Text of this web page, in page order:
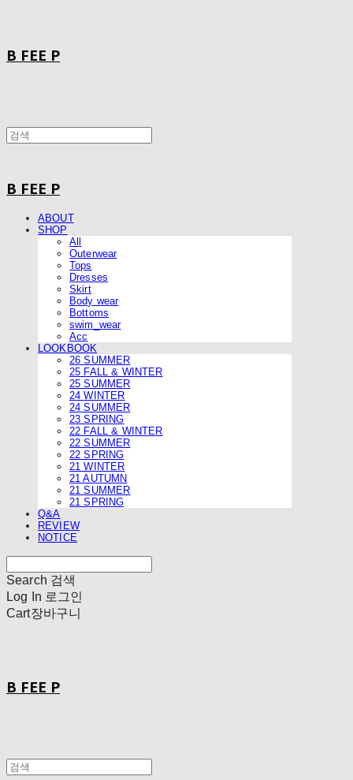
B FEE P
B FEE P
ABOUT
SHOP
All
Outerwear
Tops
Dresses
Skirt
Body wear
Bottoms
swim_wear
Acc
LOOKBOOK
26 SUMMER
25 FALL & WINTER
25 SUMMER
24 WINTER
24 SUMMER
23 SPRING
22 FALL & WINTER
22 SUMMER
22 SPRING
21 WINTER
21 AUTUMN
21 SUMMER
21 SPRING
Q&A
REVIEW
NOTICE
Search 검색
Log In 로그인
Cart장바구니
B FEE P